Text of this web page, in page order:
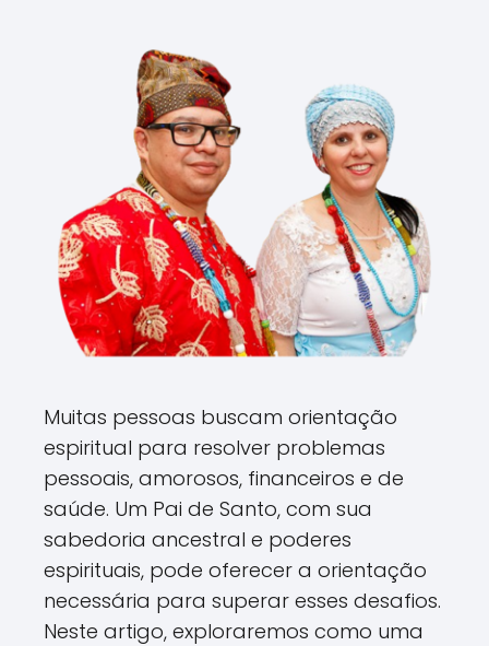
Muitas pessoas buscam orientação
espiritual para resolver problemas
pessoais, amorosos, financeiros e de
saúde. Um Pai de Santo, com sua
sabedoria ancestral e poderes
espirituais, pode oferecer a orientação
necessária para superar esses desafios.
Neste artigo, exploraremos como uma